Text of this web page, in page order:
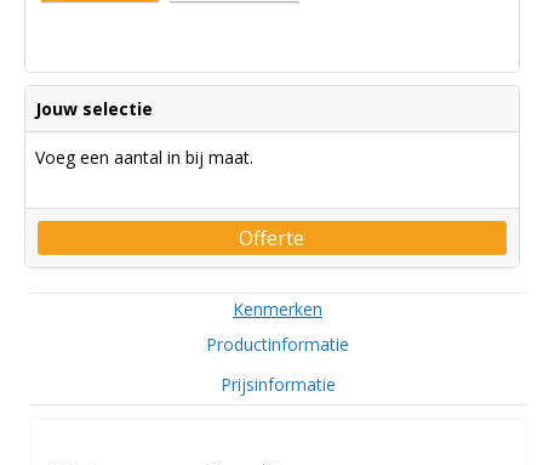
Jouw selectie
Voeg een aantal in bij maat.
Offerte
Kenmerken
Productinformatie
Prijsinformatie